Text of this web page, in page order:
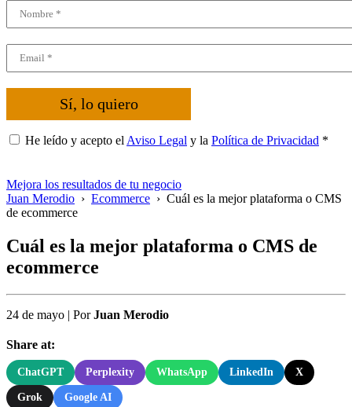
Sí, lo quiero
He leído y acepto el Aviso Legal y la Política de Privacidad *
Mejora los resultados de tu negocio
Juan Merodio › Ecommerce › Cuál es la mejor plataforma o CMS
de ecommerce
Cuál es la mejor plataforma o CMS de
ecommerce
24 de mayo | PorJuan Merodio
Share at:
ChatGPT Perplexity WhatsApp LinkedIn X
Grok Google AI